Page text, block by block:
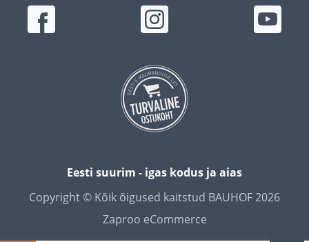
Eesti suurim - igas kodus ja aias
Copyright © Kõik õigused kaitstud BAUHOF 2026
Zaproo eCommerce